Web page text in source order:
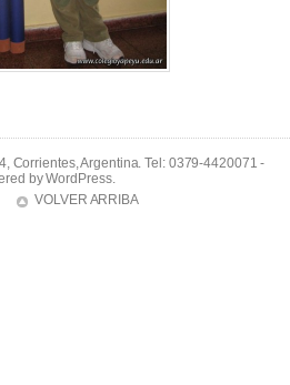
Corrientes, Argentina. Tel: 0379-4420071 -
byWordPress.
VOLVER ARRIBA